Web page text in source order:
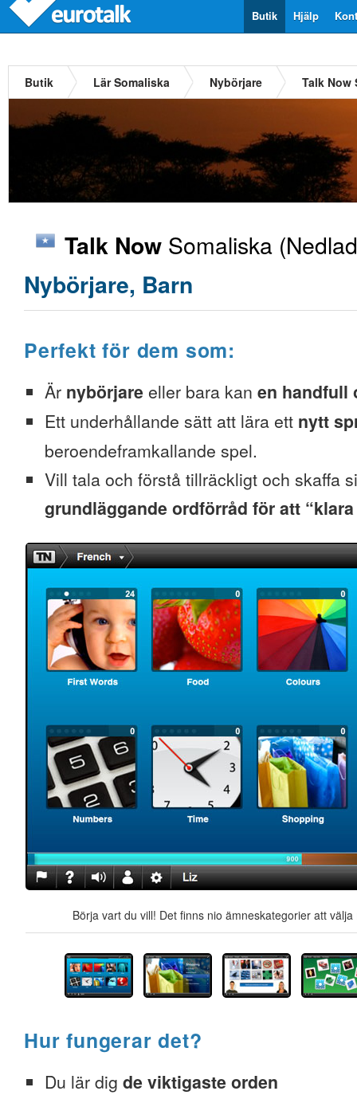
Hjälp
Butik
Butik Lär Somaliska Nybörjare Talk Now
Talk Now Somaliska
Nybörjare, Barn
Perfekt för dem som:
Är nybörjare eller bara kan en handfull
Ett underhållande sätt att lära ett nytt
beroendeframkallande spel.
Vill tala och förstå tillräckligt och skaffa
grundläggande ordförråd för att
Börja vart du vill! Det finns nio ämneskategorier att
Hur fungerar det?
Du lär dig de viktigaste orden